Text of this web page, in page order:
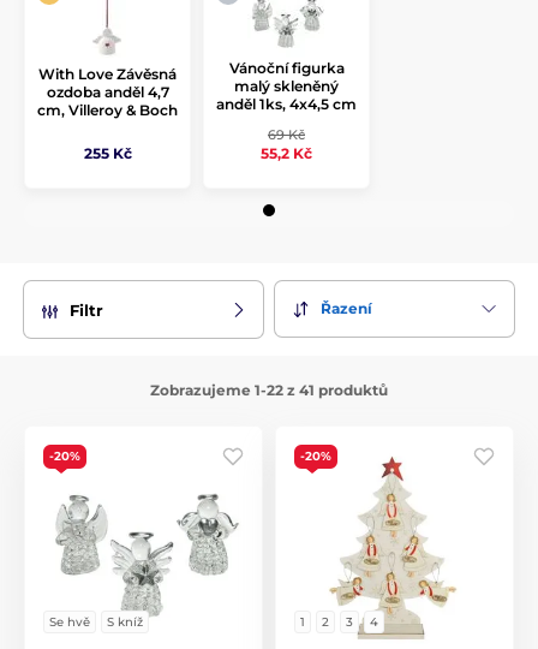
With Love Závěsná
ozdoba anděl 4,7
cm, Villeroy & Boch
255 Kč
Vánoční figurka
malý skleněný
anděl 1ks, 4x4,5 cm
69 Kč
55,2 Kč
Filtr Řazení
Zobrazujeme 1-22 z 41 produktů
-20%
Se hvě S kníž
-20%
1 2 3 4